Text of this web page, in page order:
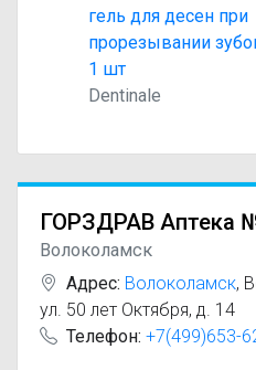
гель для десен при
прорезывании
1 шт
Dentinale
ГОРЗДРАВ Аптека
Волоколамск
Адрес: Волоколамск,
ул. 50 лет Октября, д. 14
Телефон: +7(499)653-